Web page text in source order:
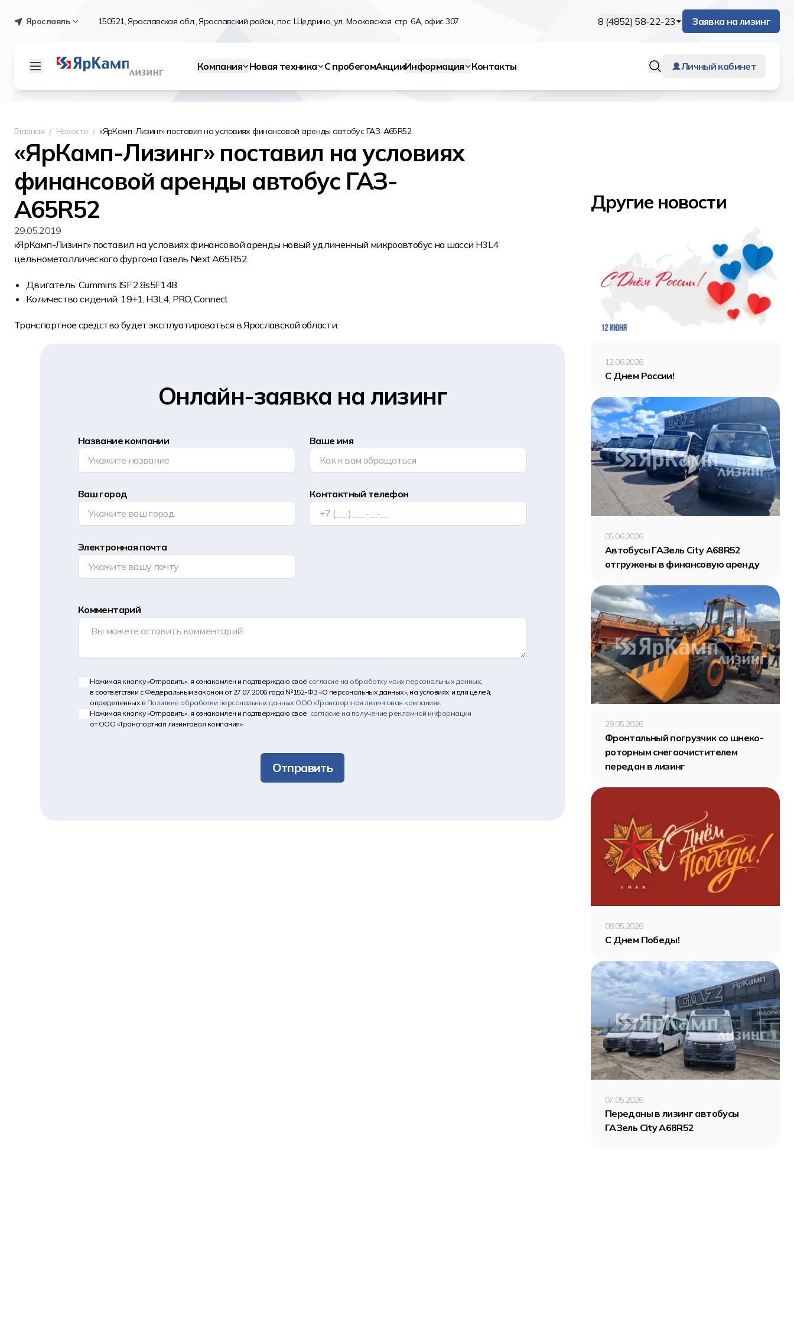
Ярославль 150521, Ярославская обл., Ярославский район, пос. Щедрино, ул. Московская, стр. 6А, офис 307 8 (4852) 58-22-23 Заявка на лизинг
Компания Новая техника С пробегомАкцииИнформация Контакты Личный кабинет
Главная Новости «ЯрКамп-Лизинг» поставил на условиях финансовой аренды автобус ГАЗ-А65R52
«ЯрКамп-Лизинг» поставил на условиях
финансовой аренды автобус ГАЗ-
А65R52
29.05.2019
«ЯрКамп-Лизинг» поставил на условиях финансовой аренды новый удлиненный микроавтобус на шасси H3L4
цельнометаллического фургона Газель Next A65R52.
Двигатель: Cummins ISF 2.8s5F148
Количество сидений: 19+1, H3L4, PRO, Connect
Транспортное средство будет эксплуатироваться в Ярославской области.
Онлайн-заявка на лизинг
Название компании Ваше имя
Ваш город Контактный телефон
Электронная почта
Комментарий
Нажимая кнопку «Отправить», я ознакомлен и подтверждаю своё согласие на обработку моих персональных данных,
в соответствии с Федеральным законом от 27.07.2006 года №152-ФЗ «О персональных данных», на условиях и для целей,
определенных в Политике обработки персональных данных ООО «Транспортная лизинговая компания».
Нажимая кнопку «Отправить», я ознакомлен и подтверждаю свое согласие на получение рекламной информации
от ООО «Транспортная лизинговая компания».
Отправить
Другие новости
12.06.2026
С Днем России!
05.06.2026
Автобусы ГАЗель City A68R52
отгружены в финансовую аренду
29.05.2026
Фронтальный погрузчик со шнеко-
роторным снегоочистителем
передан в лизинг
08.05.2026
С Днем Победы!
07.05.2026
Переданы в лизинг автобусы
ГАЗель City A68R52